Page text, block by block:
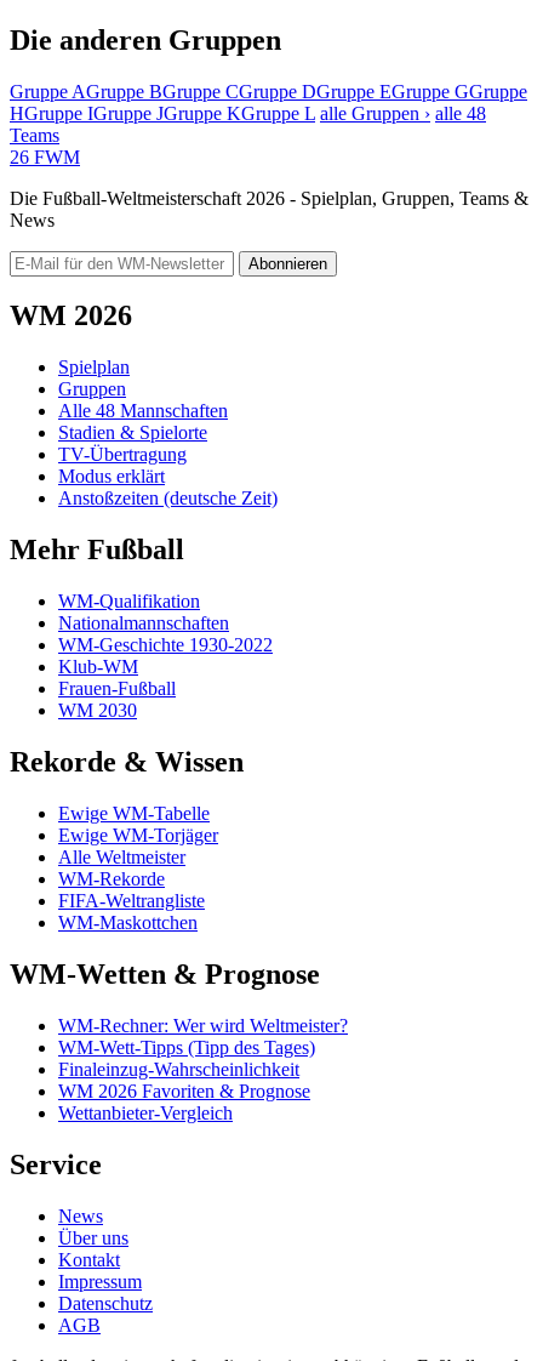
Die anderen Gruppen
Gruppe AGruppe BGruppe CGruppe DGruppe EGruppe GGruppe
HGruppe IGruppe JGruppe KGruppe L alle Gruppen › alle 48
Teams
26 FWM
Die Fußball-Weltmeisterschaft 2026 - Spielplan, Gruppen, Teams &
News
Abonnieren
WM 2026
Spielplan
Gruppen
Alle 48 Mannschaften
Stadien & Spielorte
TV-Übertragung
Modus erklärt
Anstoßzeiten (deutsche Zeit)
Mehr Fußball
WM-Qualifikation
Nationalmannschaften
WM-Geschichte 1930-2022
Klub-WM
Frauen-Fußball
WM 2030
Rekorde & Wissen
Ewige WM-Tabelle
Ewige WM-Torjäger
Alle Weltmeister
WM-Rekorde
FIFA-Weltrangliste
WM-Maskottchen
WM-Wetten & Prognose
WM-Rechner: Wer wird Weltmeister?
WM-Wett-Tipps (Tipp des Tages)
Finaleinzug-Wahrscheinlichkeit
WM 2026 Favoriten & Prognose
Wettanbieter-Vergleich
Service
News
Über uns
Kontakt
Impressum
Datenschutz
AGB